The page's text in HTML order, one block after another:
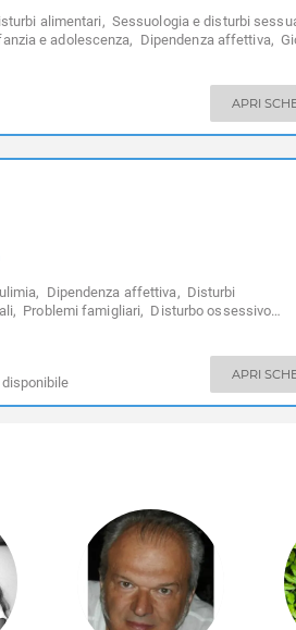
APRI
alimentari, Sessuologia e disturbi
e adolescenza, Dipendenza affettiva,
APRI
Dipendenza affettiva, Disturbi
Problemi famigliari, Disturbo ossessivo